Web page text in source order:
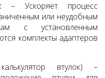
– Ускоряет процесс
или неудобным
с установленным
комплекты адаптеров
втулок) –